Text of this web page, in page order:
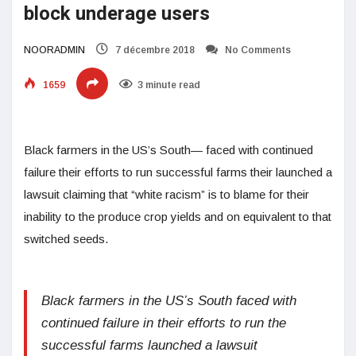
block underage users
NOORADMIN 7 décembre 2018 No Comments
1659 3 minute read
Black farmers in the US’s South— faced with continued
failure their efforts to run successful farms their launched a
lawsuit claiming that “white racism” is to blame for their
inability to the produce crop yields and on equivalent to that
switched seeds.
Black farmers in the US’s South faced with
continued failure in their efforts to run the
successful farms launched a lawsuit